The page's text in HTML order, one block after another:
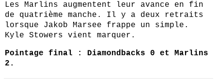
Les Marlins augmentent leur avance en fin
de quatrième manche. Il y a deux retraits
lorsque Jakob Marsee frappe un simple.
Kyle Stowers vient marquer.
Pointage final : Diamondbacks 0 et Marlins
2.